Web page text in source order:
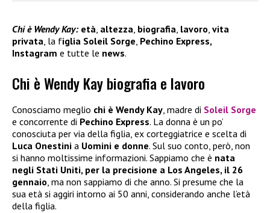
Chi è Wendy Kay: età altezza biografia lavoro vita
privata , la figlia Soleil Sorge Pechino Express,
Instagram e tutte le news.
Chi è Wendy Kay biografia e lavoro
Conosciamo meglio chi è Wendy Kay, madre di Soleil Sorge
e concorrente di Pechino Express. La donna è un po’
conosciuta per via della figlia, ex corteggiatrice e scelta di
Luca Onestini a Uomini e donne. Sul suo conto, però, non
si hanno moltissime informazioni. Sappiamo che è nata
negli Stati Uniti, per la precisione a Los Angeles, il 26
gennaio, ma non sappiamo di che anno. Si presume che la
sua età si aggiri intorno ai 50 anni, considerando anche l’età
della figlia.